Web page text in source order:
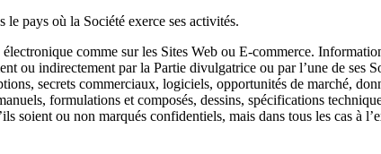
pays où la Société exerce ses activités.
comme sur les Sites Web ou E-commerce.
ou indirectement par la Partie divulgatrice ou par l’une de ses
secrets commerciaux, logiciels, opportunités de marché,
formulations et composés, dessins, spécifications
ou non marqués confidentiels, mais dans tous les cas à